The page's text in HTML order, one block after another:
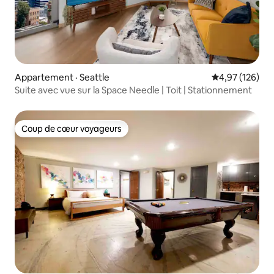
Appartement · Seattle Note
4,97 (126)
Suite avec vue sur la Space Needle | Toit | Stationnement
Coup de cœur voyageurs
Coup de cœur voyageurs